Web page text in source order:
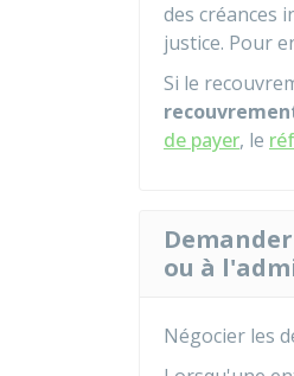
des créances
justice. Pour
Si le
de payer, le
ou à
Négocier les